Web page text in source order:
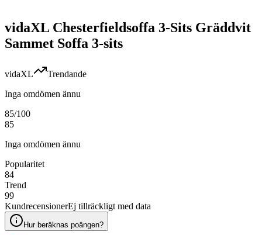
vidaXL Chesterfieldsoffa 3-Sits Gräddvit
Sammet Soffa 3-sits
vidaXL
Trendande
Inga omdömen ännu
85/100
85
Inga omdömen ännu
Popularitet
84
Trend
99
KundrecensionerEj tillräckligt med data
Hur beräknas poängen?